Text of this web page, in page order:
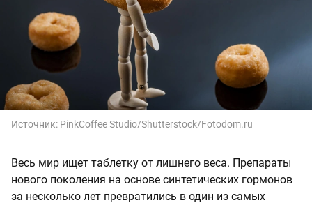
Источник: PinkCoffee Studio/Shutterstock/Fotodom.ru
Весь мир ищет таблетку от лишнего веса. Препараты
нового поколения на основе синтетических гормонов
за несколько лет превратились в один из самых